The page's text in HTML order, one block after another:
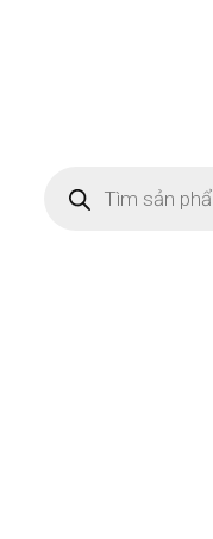
kiếm
sản